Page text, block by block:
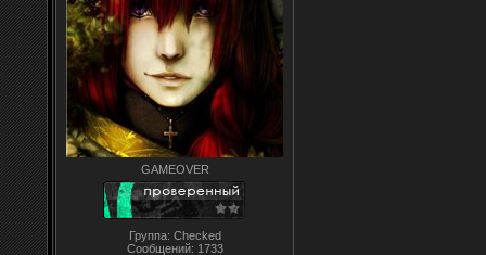
GAMEOVER
Группа: Checked
Сообщений: 1733